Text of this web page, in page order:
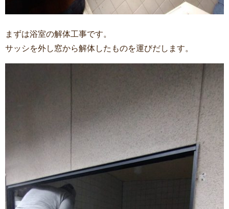
まずは浴室の解体工事です。
サッシを外し窓から解体したものを運びだします。